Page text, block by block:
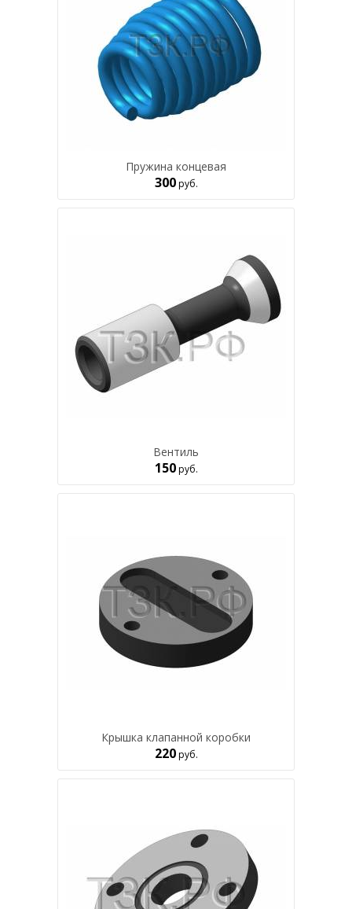
Пружина концевая
300руб.
Вентиль
150руб.
Крышка клапанной коробки
220руб.